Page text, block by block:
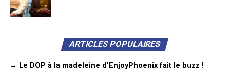
ARTICLES POPULAIRES
→ Le DOP à la madeleine d’EnjoyPhoenix fait le buzz !